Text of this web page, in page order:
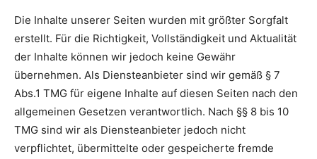
Die Inhalte unserer Seiten wurden mit größter Sorgfalt
erstellt. Für die Richtigkeit, Vollständigkeit und Aktualität
der Inhalte können wir jedoch keine Gewähr
übernehmen. Als Diensteanbieter sind wir gemäß § 7
Abs.1 TMG für eigene Inhalte auf diesen Seiten nach den
allgemeinen Gesetzen verantwortlich. Nach §§ 8 bis 10
TMG sind wir als Diensteanbieter jedoch nicht
verpflichtet, übermittelte oder gespeicherte fremde